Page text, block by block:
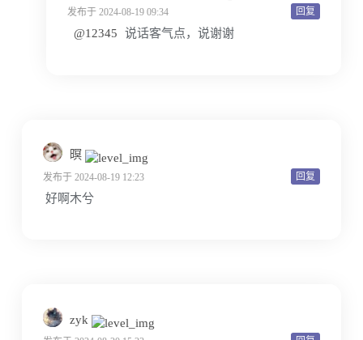
回复
发布于 2024-08-19 09:34
@12345 说话客气点，说谢谢
暝
回复
发布于 2024-08-19 12:23
好啊木兮
zyk